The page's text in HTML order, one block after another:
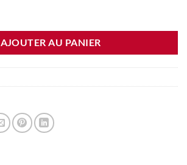
AJOUTER AU PANIER